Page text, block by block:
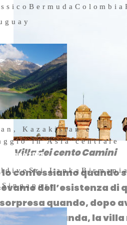
Bermuda Colombia
Kazakistan e
in Asia centrale
Giugno 2025
Sri Lanka
Singapore
Villa dei cento Camini
lo confessiamo
dell’esistenza di
quando, dopo
Villa Ferdinanda, la